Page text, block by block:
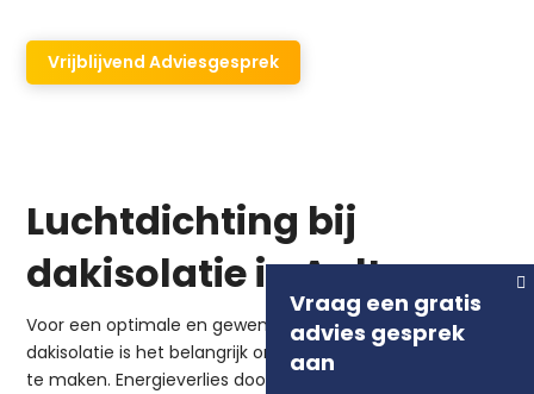
Vrijblijvend Adviesgesprek
Luchtdichting bij
dakisolatie in Aalten
Voor een optimale en gewenste isolatiewaarde bij
dakisolatie is het belangrijk om alles rondom luchtdicht
te maken. Energieverlies door luchtlekken kan wel 30%
Vraag een gratis
advies gesprek
aan